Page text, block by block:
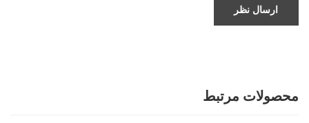
ارسال نظر
محصولات مرتبط